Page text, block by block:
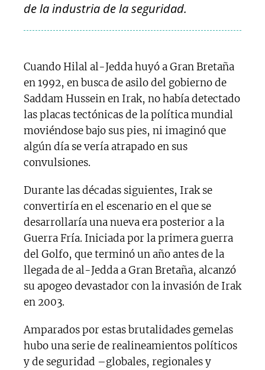
de la industria de la seguridad.
Cuando Hilal al-Jedda huyó a Gran Bretaña
en 1992, en busca de asilo del gobierno de
Saddam Hussein en Irak, no había detectado
las placas tectónicas de la política mundial
moviéndose bajo sus pies, ni imaginó que
algún día se vería atrapado en sus
convulsiones.
Durante las décadas siguientes, Irak se
convertiría en el escenario en el que se
desarrollaría una nueva era posterior a la
Guerra Fría. Iniciada por la primera guerra
del Golfo, que terminó un año antes de la
llegada de al-Jedda a Gran Bretaña, alcanzó
su apogeo devastador con la invasión de Irak
en 2003.
Amparados por estas brutalidades gemelas
hubo una serie de realineamientos políticos
y de seguridad –globales, regionales y